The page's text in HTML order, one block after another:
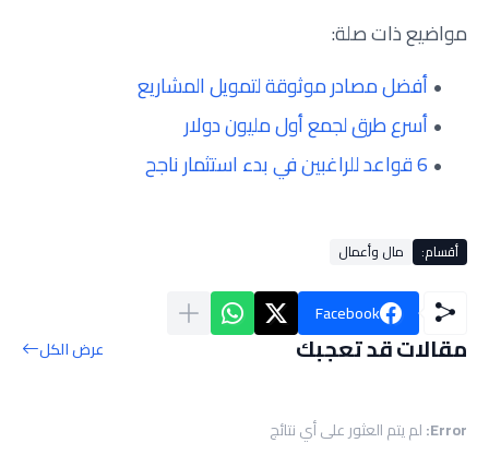
مواضيع ذات صلة:
أفضل مصادر موثوقة لتمويل المشاريع
أسرع طرق لجمع أول مليون دولار
6 قواعد للراغبين في بدء استثمار ناجح
أقسام: مال وأعمال
Facebook
مقالات قد تعجبك عرض الكل
Error: لم يتم العثور على أي نتائج